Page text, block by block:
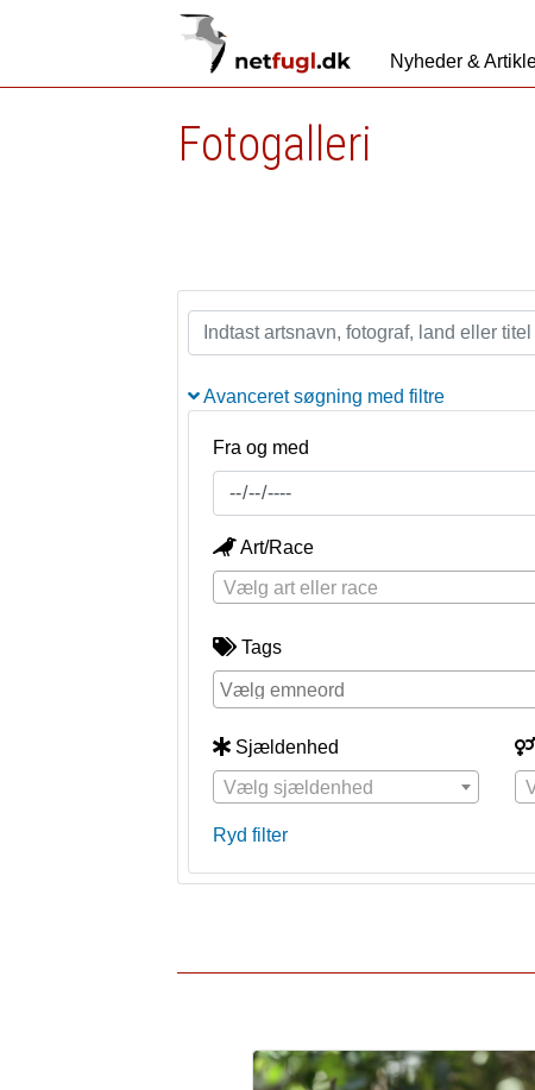
Nyheder &
Fotogalleri
Avanceret søgning med filtre
Fra og med
Art/Race
Vælg art eller race
Tags
Sjældenhed
Vælg sjældenhed
Ryd filter